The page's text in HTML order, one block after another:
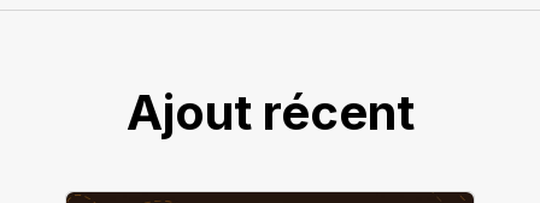
Ajout récent